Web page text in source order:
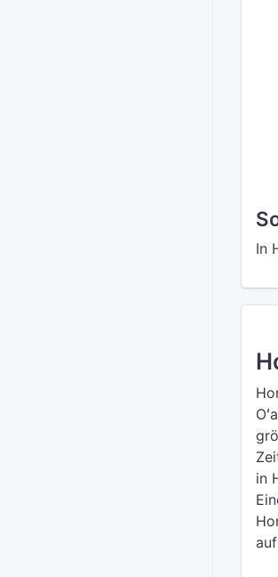
In
in